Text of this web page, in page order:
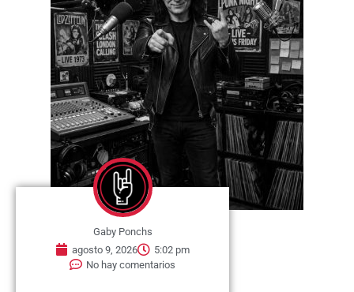
Gaby Ponchs
agosto 9, 2026
5:02 pm
No hay comentarios